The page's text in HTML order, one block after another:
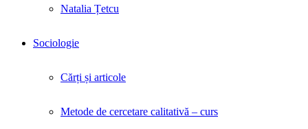
Natalia Țetcu
Sociologie
Cărți și articole
Metode de cercetare calitativă – curs